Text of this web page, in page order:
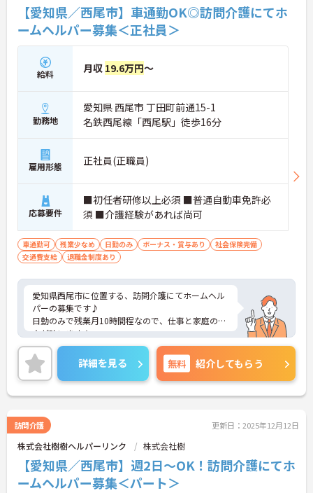
【愛知県／西尾市】車通勤OK◎訪問介護にてホ
ームヘルパー募集＜正社員＞
給料 月収 19.6万円～
勤務地
愛知県 西尾市 丁田町前通15-1
名鉄西尾線「西尾駅」徒歩16分
雇用形態 正社員(正職員)
応募要件
■初任者研修以上必須 ■普通自動車免許必
須 ■介護経験があれば尚可
車通勤可 残業少なめ 日勤のみ ボーナス・賞与あり
社会保険完備
交通費支給
退職金制度あり
愛知県西尾市に位置する、訪問介護にてホームヘル
パーの募集です♪
日勤のみで残業月10時間程なので、仕事と家庭の両
立が叶います★
マイカー通勤可能で通勤らくらくです！
ご興味のある方には、面接対策ポイントなど、さら
に詳細をお話しいたしますのでお気軽にご相談くだ
さい！
詳細を見る 無料 紹介してもらう
訪問介護 更新日：2025年12月12日
株式会社樹樹ヘルパーリンク 株式会社樹
【愛知県／西尾市】週2日～OK！訪問介護にてホ
ームヘルパー募集＜パート＞